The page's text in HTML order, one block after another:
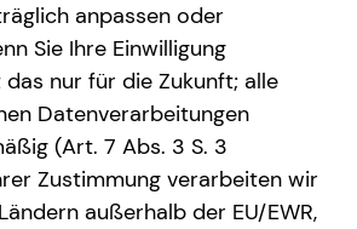
10:00 - 21:00 Uhr
10:00 - 21:00 Uhr
10:00 - 21:00 Uhr
anpassen oder
Sie Ihre Einwilligung
nur für die Zukunft; alle
Datenverarbeitungen
(Art. 7 Abs. 3 S. 3
Zustimmung verarbeiten wir
außerhalb der EU/EWR,